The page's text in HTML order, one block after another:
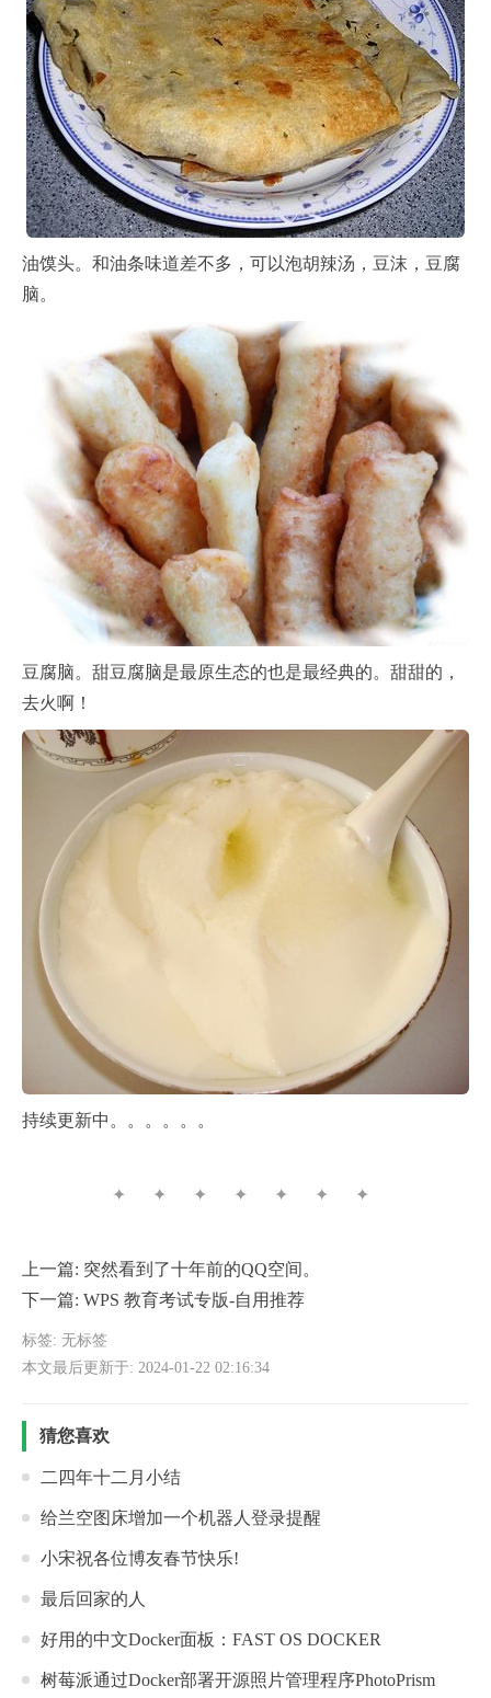
油馍头。和油条味道差不多，可以泡胡辣汤，豆沫，豆腐
脑。
豆腐脑。甜豆腐脑是最原生态的也是最经典的。甜甜的，
去火啊！
持续更新中。。。。。。
✦ ✦ ✦ ✦ ✦ ✦ ✦
上一篇: 突然看到了十年前的QQ空间。
下一篇: WPS 教育考试专版-自用推荐
标签: 无标签
本文最后更新于: 2024-01-22 02:16:34
猜您喜欢
二四年十二月小结
给兰空图床增加一个机器人登录提醒
小宋祝各位博友春节快乐!
最后回家的人
好用的中文Docker面板：FAST OS DOCKER
树莓派通过Docker部署开源照片管理程序PhotoPrism